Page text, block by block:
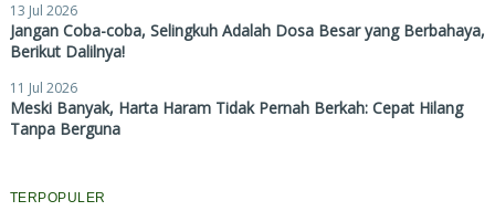
13 Jul 2026
Jangan Coba-coba, Selingkuh Adalah Dosa Besar yang Berbahaya,
Berikut Dalilnya!
11 Jul 2026
Meski Banyak, Harta Haram Tidak Pernah Berkah: Cepat Hilang
Tanpa Berguna
TERPOPULER